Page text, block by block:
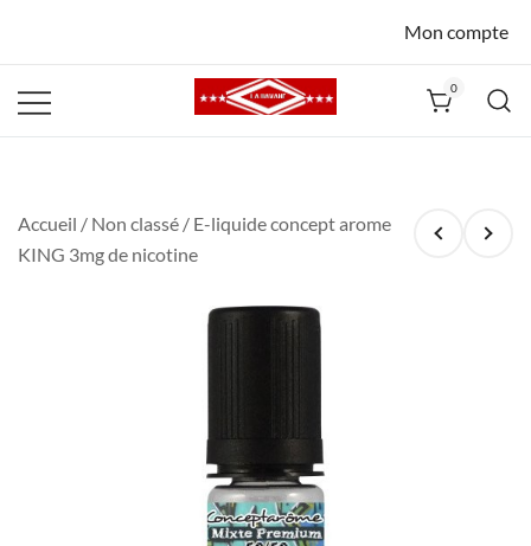
Mon compte
0
Accueil / Non classé / E-liquide concept arome
KING 3mg de nicotine